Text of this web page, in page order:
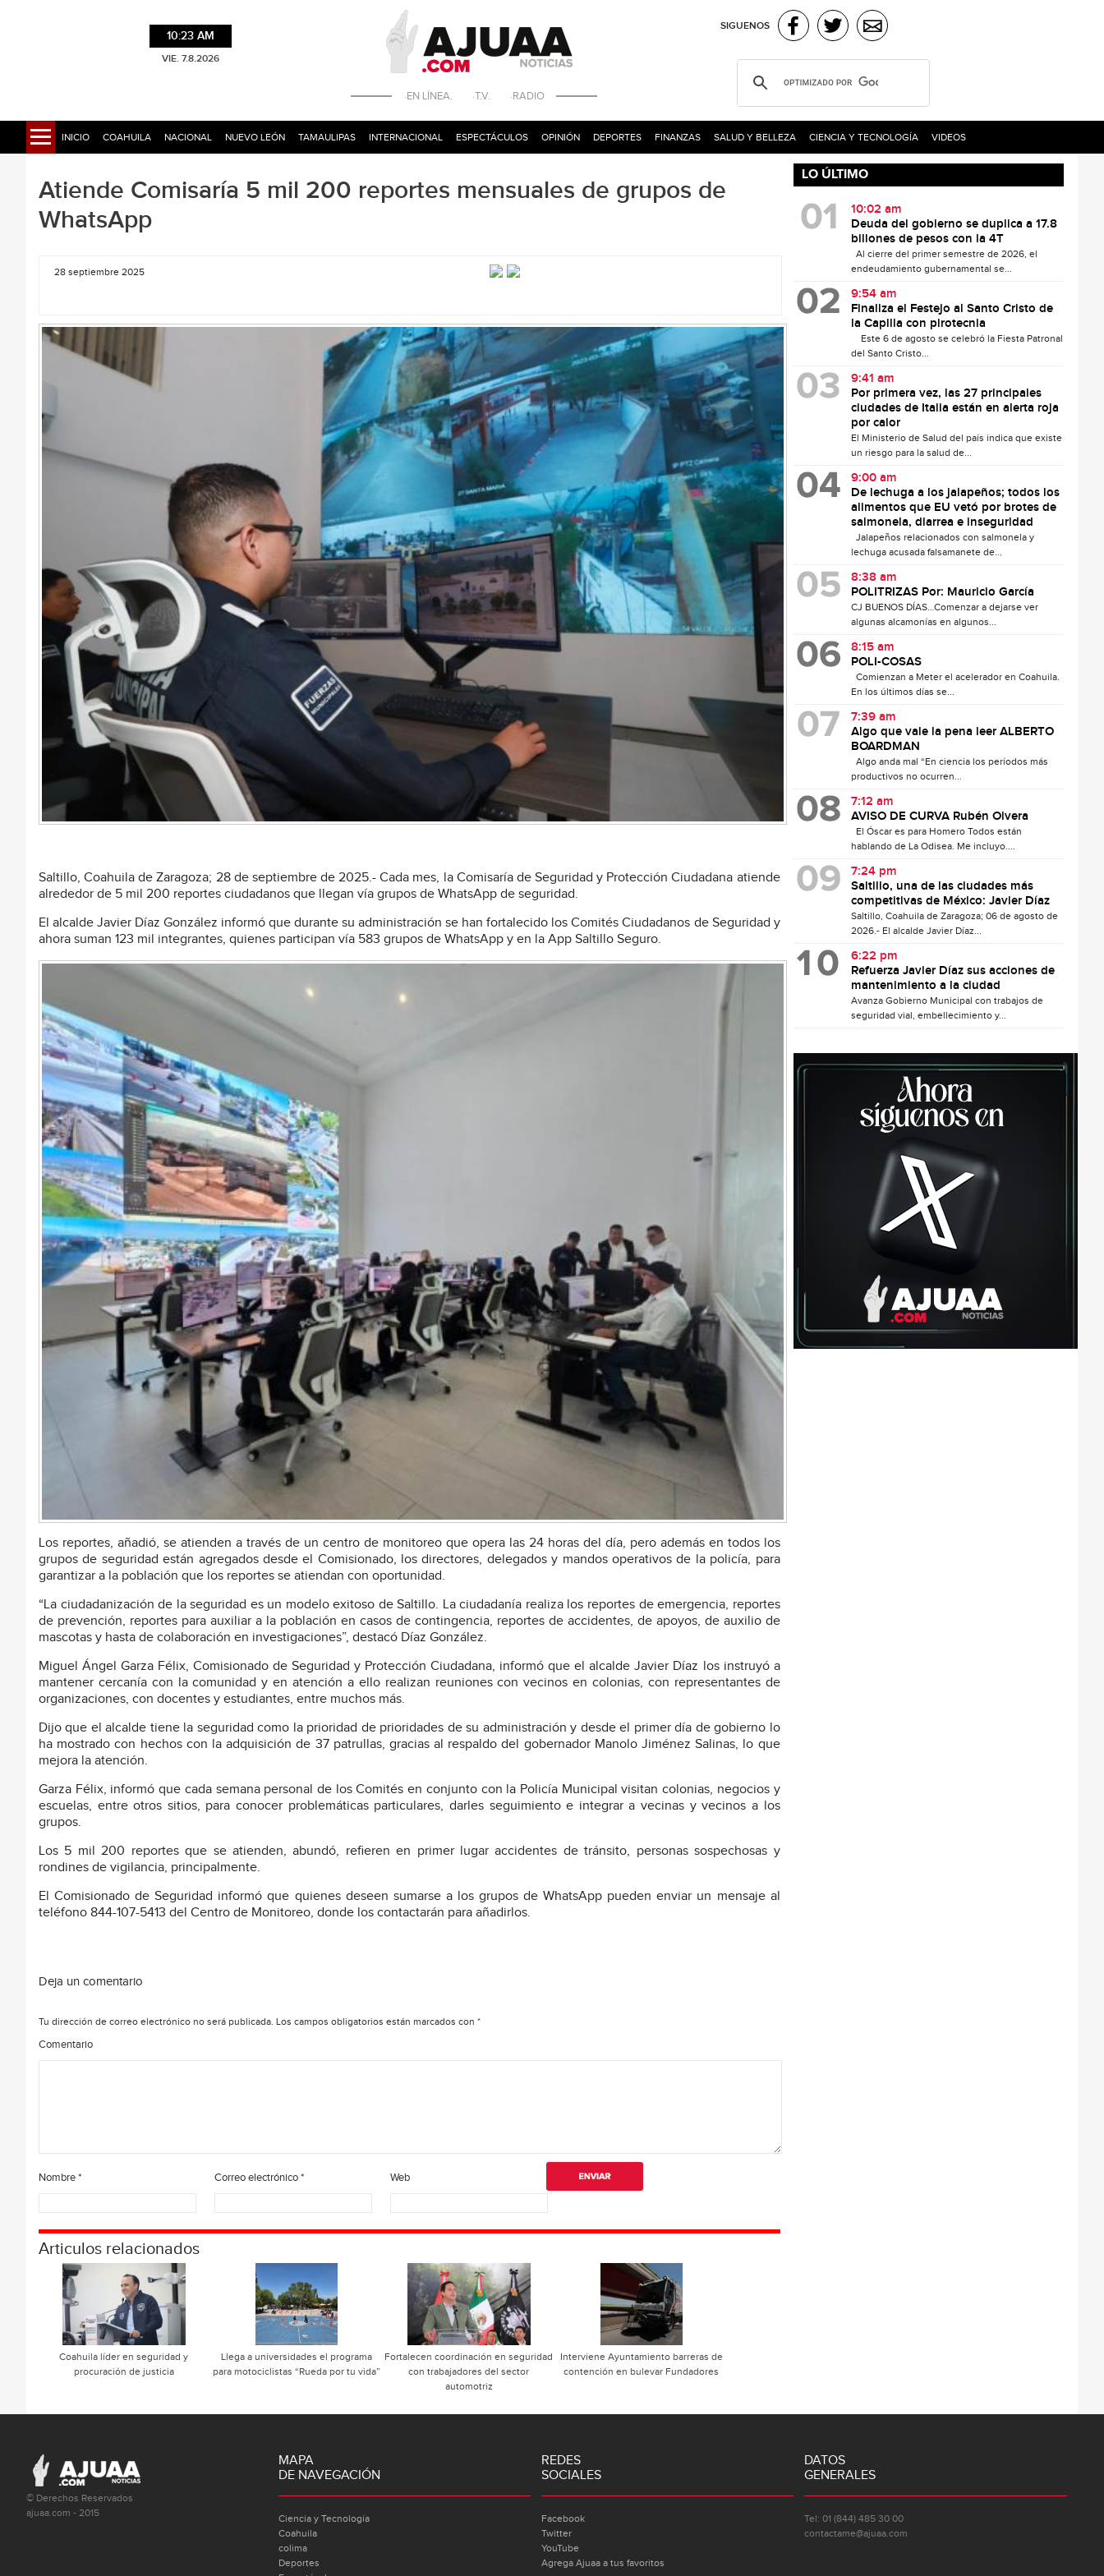
10:23 AM
VIE. 7.8.2026
·EN LÍNEA. ·T.V. ·RADIO
SIGUENOS
INICIO COAHUILA NACIONAL NUEVO LEÓN TAMAULIPAS INTERNACIONAL ESPECTÁCULOS OPINIÓN DEPORTES FINANZAS SALUD Y BELLEZA CIENCIA Y TECNOLOGÍA VIDEOS
Atiende Comisaría 5 mil 200 reportes mensuales de grupos de
WhatsApp
28 septiembre 2025
Saltillo, Coahuila de Zaragoza; 28 de septiembre de 2025.- Cada mes, la Comisaría de Seguridad y Protección Ciudadana atiende
alrededor de 5 mil 200 reportes ciudadanos que llegan vía grupos de WhatsApp de seguridad.
El alcalde Javier Díaz González informó que durante su administración se han fortalecido los Comités Ciudadanos de Seguridad y
ahora suman 123 mil integrantes, quienes participan vía 583 grupos de WhatsApp y en la App Saltillo Seguro.
Los reportes, añadió, se atienden a través de un centro de monitoreo que opera las 24 horas del día, pero además en todos los
grupos de seguridad están agregados desde el Comisionado, los directores, delegados y mandos operativos de la policía, para
garantizar a la población que los reportes se atiendan con oportunidad.
“La ciudadanización de la seguridad es un modelo exitoso de Saltillo. La ciudadanía realiza los reportes de emergencia, reportes
de prevención, reportes para auxiliar a la población en casos de contingencia, reportes de accidentes, de apoyos, de auxilio de
mascotas y hasta de colaboración en investigaciones”, destacó Díaz González.
Miguel Ángel Garza Félix, Comisionado de Seguridad y Protección Ciudadana, informó que el alcalde Javier Díaz los instruyó a
mantener cercanía con la comunidad y en atención a ello realizan reuniones con vecinos en colonias, con representantes de
organizaciones, con docentes y estudiantes, entre muchos más.
Dijo que el alcalde tiene la seguridad como la prioridad de prioridades de su administración y desde el primer día de gobierno lo
ha mostrado con hechos con la adquisición de 37 patrullas, gracias al respaldo del gobernador Manolo Jiménez Salinas, lo que
mejora la atención.
Garza Félix, informó que cada semana personal de los Comités en conjunto con la Policía Municipal visitan colonias, negocios y
escuelas, entre otros sitios, para conocer problemáticas particulares, darles seguimiento e integrar a vecinas y vecinos a los
grupos.
Los 5 mil 200 reportes que se atienden, abundó, refieren en primer lugar accidentes de tránsito, personas sospechosas y
rondines de vigilancia, principalmente.
El Comisionado de Seguridad informó que quienes deseen sumarse a los grupos de WhatsApp pueden enviar un mensaje al
teléfono 844-107-5413 del Centro de Monitoreo, donde los contactarán para añadirlos.
Deja un comentario
Tu dirección de correo electrónico no será publicada. Los campos obligatorios están marcados con *
Comentario
Nombre* Correo electrónico* Web
Articulos relacionados
Coahuila líder en seguridad y
procuración de justicia
Llega a universidades el programa
para motociclistas “Rueda por tu vida”
Fortalecen coordinación en seguridad
con trabajadores del sector
automotriz
Interviene Ayuntamiento barreras de
contención en bulevar Fundadores
LO ÚLTIMO
10:02 am
Deuda del gobierno se duplica a 17.8
billones de pesos con la 4T
Al cierre del primer semestre de 2026, el
endeudamiento gubernamental se...
9:54 am
Finaliza el Festejo al Santo Cristo de
la Capilla con pirotecnia
Este 6 de agosto se celebró la Fiesta Patronal
del Santo Cristo...
9:41 am
Por primera vez, las 27 principales
ciudades de Italia están en alerta roja
por calor
El Ministerio de Salud del país indica que existe
un riesgo para la salud de...
9:00 am
De lechuga a los jalapeños; todos los
alimentos que EU vetó por brotes de
salmonela, diarrea e inseguridad
Jalapeños relacionados con salmonela y
lechuga acusada falsamanete de...
8:38 am
POLITRIZAS Por: Mauricio García
CJ BUENOS DÍAS…Comenzar a dejarse ver
algunas alcamonías en algunos...
8:15 am
POLI-COSAS
Comienzan a Meter el acelerador en Coahuila.
En los últimos días se...
7:39 am
Algo que vale la pena leer ALBERTO
BOARDMAN
Algo anda mal “En ciencia los períodos más
productivos no ocurren...
7:12 am
AVISO DE CURVA Rubén Olvera
El Óscar es para Homero Todos están
hablando de La Odisea. Me incluyo....
7:24 pm
Saltillo, una de las ciudades más
competitivas de México: Javier Díaz
Saltillo, Coahuila de Zaragoza; 06 de agosto de
2026.- El alcalde Javier Díaz...
6:22 pm
Refuerza Javier Díaz sus acciones de
mantenimiento a la ciudad
Avanza Gobierno Municipal con trabajos de
seguridad vial, embellecimiento y...
© Derechos Reservados
ajuaa.com - 2015
MAPA
DE NAVEGACIÓN
Ciencia y Tecnología
Coahuila
colima
Deportes
REDES
SOCIALES
Facebook
Twitter
YouTube
Agrega Ajuaa a tus favoritos
DATOS
GENERALES
Tel: 01 (844) 485 30 00
contactame@ajuaa.com